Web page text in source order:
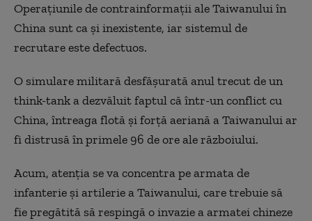
Operațiunile de contrainformații ale Taiwanului în
China sunt ca și inexistente, iar sistemul de
recrutare este defectuos.
O simulare militară desfășurată anul trecut de un
think-tank a dezvăluit faptul că într-un conflict cu
China, întreaga flotă și forță aeriană a Taiwanului ar
fi distrusă în primele 96 de ore ale războiului.
Acum, atenția se va concentra pe armata de
infanterie și artilerie a Taiwanului, care trebuie să
fie pregătită să respingă o invazie a armatei chineze